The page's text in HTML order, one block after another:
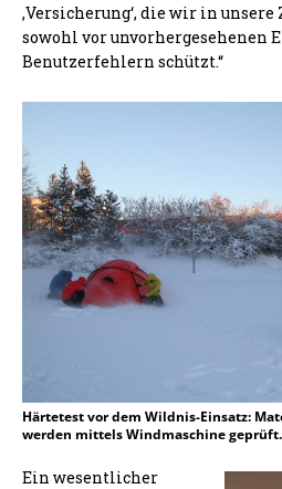
‚Versicherung‘, die wir in
sowohl vor unvorhergesehenen
Benutzerfehlern schützt.“
Härtetest vor dem Wildnis-Einsatz:
werden mittels Windmaschine geprüft.
Ein wesentlicher